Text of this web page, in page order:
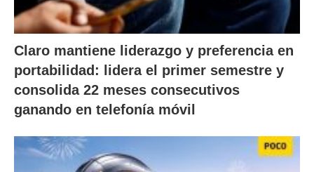
Claro mantiene liderazgo y preferencia en
portabilidad: lidera el primer semestre y
consolida 22 meses consecutivos
ganando en telefonía móvil